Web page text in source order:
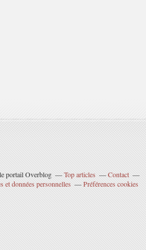
portail Overblog Top articles
Contact
et données personnelles Préférences cookies